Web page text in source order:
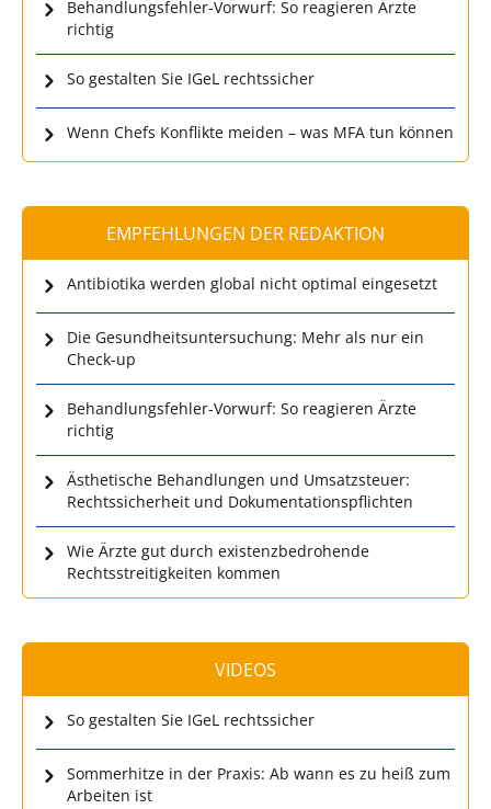
Behandlungsfehler-Vorwurf: So reagieren Ärzte
richtig
So gestalten Sie IGeL rechtssicher
Wenn Chefs Konflikte meiden – was MFA tun können
EMPFEHLUNGEN DER REDAKTION
Antibiotika werden global nicht optimal eingesetzt
Die Gesundheitsuntersuchung: Mehr als nur ein
Check-up
Behandlungsfehler-Vorwurf: So reagieren Ärzte
richtig
Ästhetische Behandlungen und Umsatzsteuer:
Rechtssicherheit und Dokumentationspflichten
Wie Ärzte gut durch existenzbedrohende
Rechtsstreitigkeiten kommen
VIDEOS
So gestalten Sie IGeL rechtssicher
Sommerhitze in der Praxis: Ab wann es zu heiß zum
Arbeiten ist